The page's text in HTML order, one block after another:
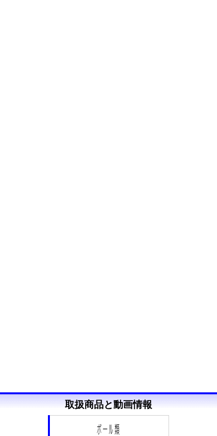
取扱商品と動画情報